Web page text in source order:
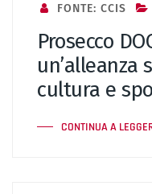
FONTE: CCIS
Prosecco
un’alleanza
cultura e
CONTINUA A